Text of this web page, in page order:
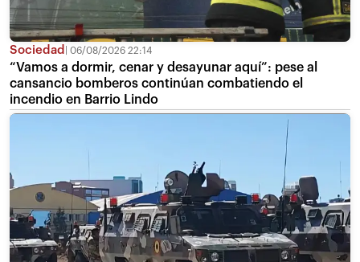
Sociedad 06/08/2026 22:14
“Vamos a dormir, cenar y desayunar aquí”: pese al
cansancio bomberos continúan combatiendo el
incendio en Barrio Lindo